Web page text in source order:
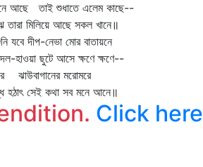
আছে তাই শুধাতে এলেম কাছে--
তারা মিলিয়ে আছে সকল খানে॥
যবে দীপ-নেভা মোর বাতায়নে
হাওয়া ছুটে আসে ক্ষণে ক্ষণে--
ঝাউবাগানের মরোমরে
হঠাৎ সেই কথা সব মনে আনে॥
Click here